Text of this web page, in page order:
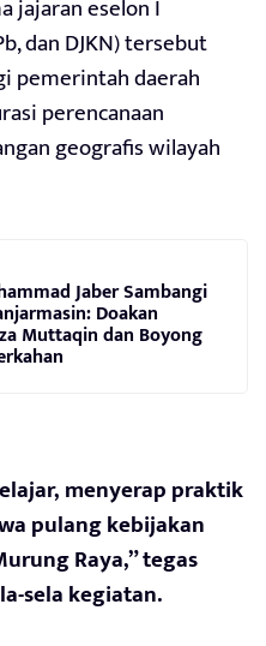
jajaran eselon I
dan DJKN) tersebut
pemerintah daerah
perencanaan
geografis wilayah
Jaber Sambangi
Doakan
Muttaqin dan Boyong
menyerap praktik
pulang kebijakan
Raya,” tegas
sela kegiatan.